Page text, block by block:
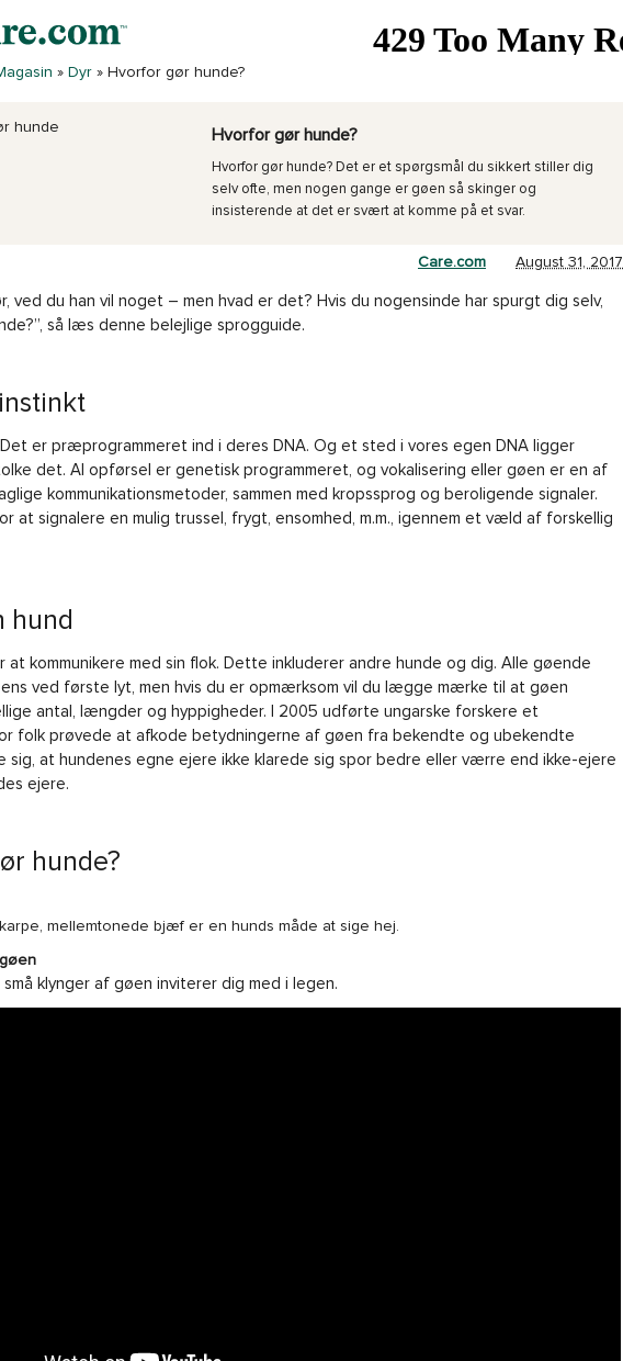
» Dyr » Hvorfor gør hunde?
Hvorfor gør hunde?
Hvorfor gør hunde? Det er et spørgsmål du sikkert stiller dig
selv ofte, men nogen gange er gøen så skinger og
insisterende at det er svært at komme på et svar.
Care.com August 31, 2017
ved du han vil noget – men hvad er det? Hvis du nogensinde har spurgt dig selv,
så læs denne belejlige sprogguide.
er præprogrammeret ind i deres DNA. Og et sted i vores egen DNA ligger
det. Al opførsel er genetisk programmeret, og vokalisering eller gøen er en af
kommunikationsmetoder, sammen med kropssprog og beroligende signaler.
at signalere en mulig trussel, frygt, ensomhed, m.m., igennem et væld af forskellig
hund
at kommunikere med sin flok. Dette inkluderer andre hunde og dig. Alle gøende
ens ved første lyt, men hvis du er opmærksom vil du lægge mærke til at gøen
antal, længder og hyppigheder. I 2005 udførte ungarske forskere et
folk prøvede at afkode betydningerne af gøen fra bekendte og ubekendte
sig, at hundenes egne ejere ikke klarede sig spor bedre eller værre end ikke-ejere
ejere.
hunde?
mellemtonede bjæf er en hunds måde at sige hej.
små klynger af gøen inviterer dig med i legen.